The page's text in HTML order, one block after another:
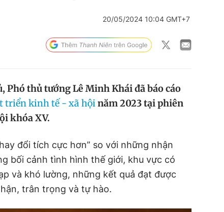
20/05/2024 10:04 GMT+7
Phó thủ tướng Lê Minh Khái đã báo cáo
triển kinh tế - xã hộinăm 2023 tại phiên
khóa XV.
đổi tích cực hơn” so với những nhận
bối cảnh tình hình thế giới, khu vực có
và khó lường, những kết quả đạt được
trân trọng và tự hào.